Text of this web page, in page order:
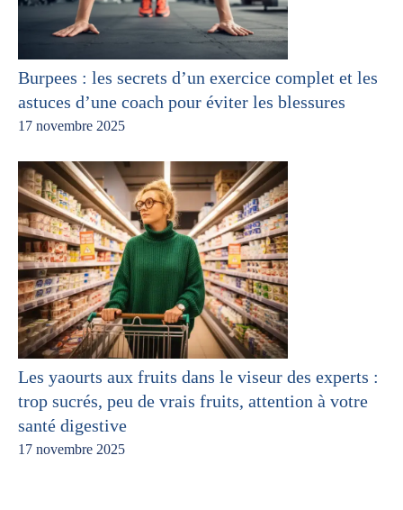
Burpees : les secrets d’un exercice complet et les
astuces d’une coach pour éviter les blessures
17 novembre 2025
Les yaourts aux fruits dans le viseur des experts :
trop sucrés, peu de vrais fruits, attention à votre
santé digestive
17 novembre 2025